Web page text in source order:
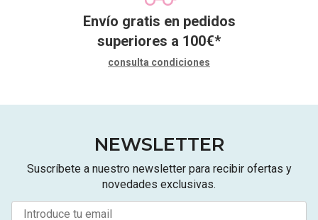
Envío gratis en pedidos
superiores a 100€*
consulta condiciones
NEWSLETTER
Suscríbete a nuestro newsletter para recibir ofertas y
novedades exclusivas.